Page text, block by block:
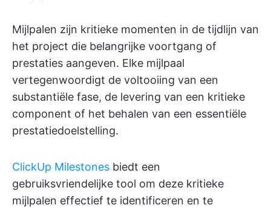
Mijlpalen zijn kritieke momenten in de tijdlijn van
het project die belangrijke voortgang of
prestaties aangeven. Elke mijlpaal
vertegenwoordigt de voltooiing van een
substantiële fase, de levering van een kritieke
component of het behalen van een essentiële
prestatiedoelstelling.
ClickUp Milestones biedt een
gebruiksvriendelijke tool om deze kritieke
mijlpalen effectief te identificeren en te